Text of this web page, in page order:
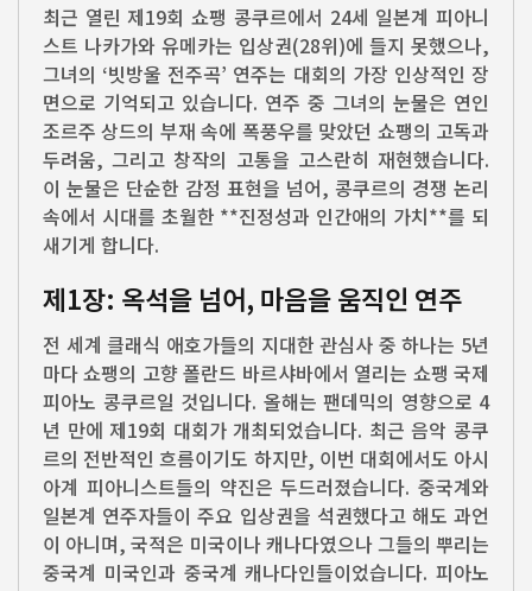
최근 열린 제19회 쇼팽 콩쿠르에서 24세 일본계 피아니
스트 나카가와 유메카는 입상권(28위)에 들지 못했으나,
그녀의 ‘빗방울 전주곡’ 연주는 대회의 가장 인상적인 장
면으로 기억되고 있습니다. 연주 중 그녀의 눈물은 연인
조르주 상드의 부재 속에 폭풍우를 맞았던 쇼팽의 고독과
두려움, 그리고 창작의 고통을 고스란히 재현했습니다.
이 눈물은 단순한 감정 표현을 넘어, 콩쿠르의 경쟁 논리
속에서 시대를 초월한 **진정성과 인간애의 가치**를 되
새기게 합니다.
제1장: 옥석을 넘어, 마음을 움직인 연주
전 세계 클래식 애호가들의 지대한 관심사 중 하나는 5년
마다 쇼팽의 고향 폴란드 바르샤바에서 열리는 쇼팽 국제
피아노 콩쿠르일 것입니다. 올해는 팬데믹의 영향으로 4
년 만에 제19회 대회가 개최되었습니다. 최근 음악 콩쿠
르의 전반적인 흐름이기도 하지만, 이번 대회에서도 아시
아계 피아니스트들의 약진은 두드러졌습니다. 중국계와
일본계 연주자들이 주요 입상권을 석권했다고 해도 과언
이 아니며, 국적은 미국이나 캐나다였으나 그들의 뿌리는
중국계 미국인과 중국계 캐나다인들이었습니다. 피아노